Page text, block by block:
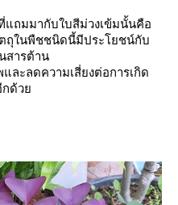
ถมมากับใบสีม่วงเข้มนั้นคือ
ถุในพืชชนิดนี้มีประโยชน์กับ
สารต้าน
ะลดความเสี่ยงต่อการเกิด
กด้ว